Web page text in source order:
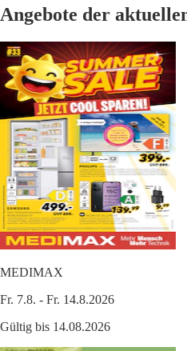
Angebote der
MEDIMAX
Fr. 7.8. - Fr. 14.8.2026
Gültig bis 14.08.2026